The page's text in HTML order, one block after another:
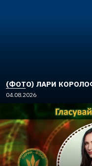
(ФОТО) ЛАРИ
04.08.2026